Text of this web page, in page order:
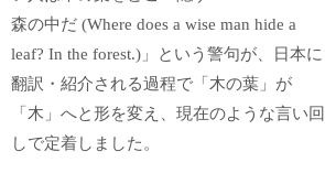
森の中だ (Where does a wise man hide a
leaf? In the forest.)」という警句が、日本に
翻訳・紹介される過程で「木の葉」が
「木」へと形を変え、現在のような言い回
しで定着しました。